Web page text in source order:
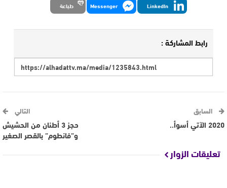
LinkedIn
Messenger طباعة
رابط المشاركة :
السابق
2020 الآتي أسوأ..
التالي
حجز 3 أطنان من الحشيش
و”فانطوم” بالقصر الصغير
تعليقات الزوار